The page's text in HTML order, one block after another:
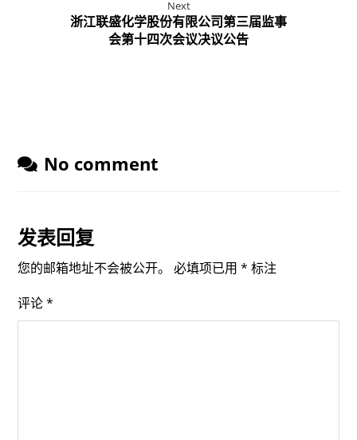
Next
浙江联盛化学股份有限公司第三届监事
会第十四次会议决议公告
No comment
发表回复
您的邮箱地址不会被公开。 必填项已用* 标注
评论*